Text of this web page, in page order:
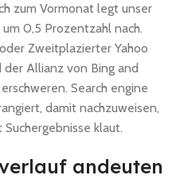
zum Vormonat legt unser
0,5 Prozentzahl nach.
Zweitplazierter Yahoo
Allianz von Bing and
Search engine
damit nachzuweisen,
klaut.
andeuten